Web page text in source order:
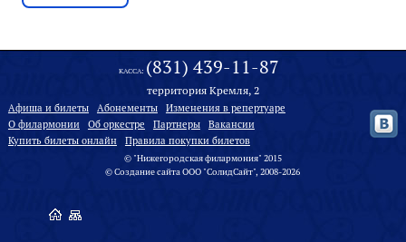
КАССА: (831) 439-11-87
территория Кремля, 2
Афиша и билеты Абонементы
Изменения в репертуаре
О филармонии
Oб оркестре Партнеры
Вакансии
Купить билеты онлайн
Правила покупки билетов
© "Нижегородская филармония" 2015
©Создание сайтаООО "СолидСайт", 2008-2026